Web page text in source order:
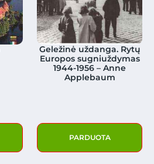
Geležinė uždanga. Rytų
Europos sugniuždymas
1944-1956 – Anne
Applebaum
PARDUOTA